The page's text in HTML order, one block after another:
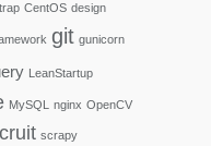
CentOS design
git gunicorn
LeanStartup
MySQL nginx OpenCV
scrapy